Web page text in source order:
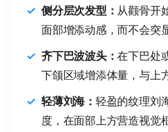
侧分层次发型： 从颧骨开
面部增添动感，而不会突
齐下巴波波头：在下巴处
下颌区域增添体量，与上
轻薄刘海： 轻盈的纹理刘
度，在面部上方营造视觉